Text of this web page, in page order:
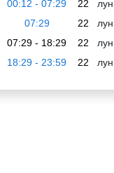
00:12 - 07:29 22
07:29
22
07:29 - 18:29
22
18:29 - 23:59
22